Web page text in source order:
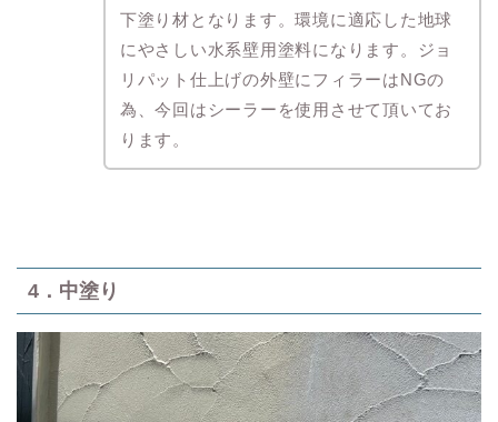
下塗り材となります。環境に適応した地球
にやさしい水系壁用塗料になります。ジョ
リパット仕上げの外壁にフィラーはNGの
為、今回はシーラーを使用させて頂いてお
ります。
4．中塗り